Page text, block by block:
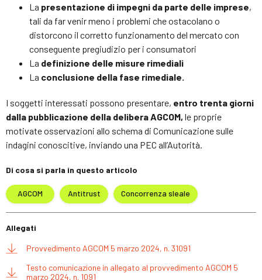
La presentazione di impegni da parte delle imprese,
tali da far venir meno i problemi che ostacolano o
distorcono il corretto funzionamento del mercato con
conseguente pregiudizio per i consumatori
La definizione delle misure rimediali
La conclusione della fase rimediale.
I soggetti interessati possono presentare, entro trenta giorni
dalla pubblicazione della delibera AGCOM, le proprie
motivate osservazioni allo schema di Comunicazione sulle
indagini conoscitive, inviando una PEC all’Autorità.
Di cosa si parla in questo articolo
AGCOM Antitrust Concorrenza sleale
Allegati
Provvedimento AGCOM 5 marzo 2024, n. 31091
Testo comunicazione in allegato al provvedimento AGCOM 5
marzo 2024, n. 1091